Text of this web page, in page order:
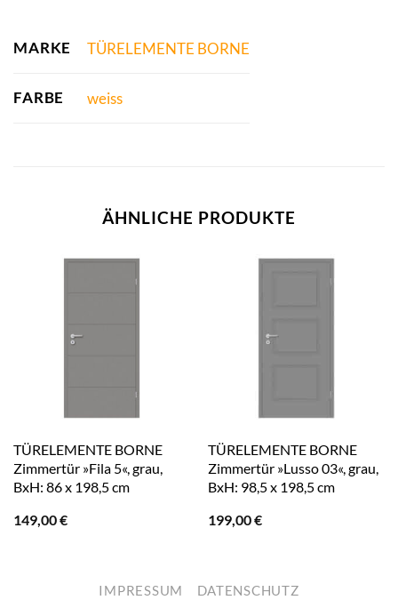
MARKE TÜRELEMENTE BORNE
FARBE weiss
ÄHNLICHE PRODUKTE
TÜRELEMENTE BORNE
Zimmertür »Fila 5«, grau,
BxH: 86 x 198,5 cm
149,00€
TÜRELEMENTE BORNE
Zimmertür »Lusso 03«, grau,
BxH: 98,5 x 198,5 cm
199,00€
IMPRESSUM DATENSCHUTZ